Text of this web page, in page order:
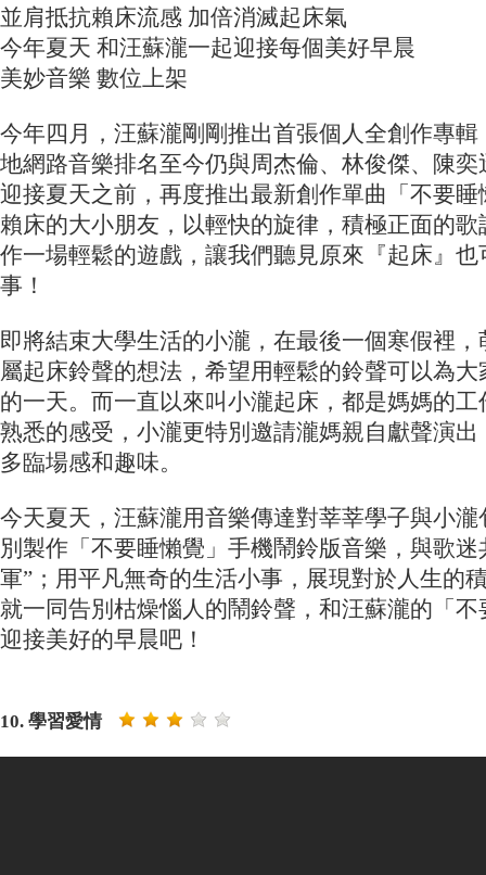
並肩抵抗賴床流感 加倍消滅起床氣
今年夏天 和汪蘇瀧一起迎接每個美好早晨
美妙音樂 數位上架
今年四月，汪蘇瀧剛剛推出首張個人全創作專
地網路音樂排名至今仍與周杰倫、林俊傑、陳
迎接夏天之前，再度推出最新創作單曲「不要
賴床的大小朋友，以輕快的旋律，積極正面的
作一場輕鬆的遊戲，讓我們聽見原來『起床』
事！
即將結束大學生活的小瀧，在最後一個寒假裡
屬起床鈴聲的想法，希望用輕鬆的鈴聲可以為
的一天。而一直以來叫小瀧起床，都是媽媽的
熟悉的感受，小瀧更特別邀請瀧媽親自獻聲演
多臨場感和趣味。
今天夏天，汪蘇瀧用音樂傳達對莘莘學子與小
別製作「不要睡懶覺」手機鬧鈴版音樂，與歌迷
軍”；用平凡無奇的生活小事，展現對於人生的
就一同告別枯燥惱人的鬧鈴聲，和汪蘇瀧的「
迎接美好的早晨吧！
10. 學習愛情